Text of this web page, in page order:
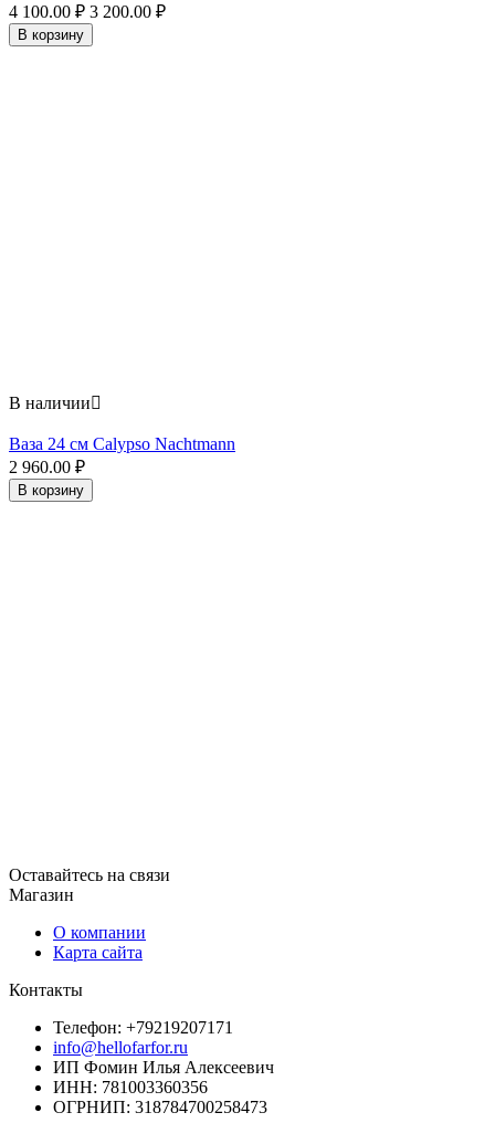
4 100.00 ₽ 3 200.00 ₽
В корзину
В наличии
Ваза 24 см Calypso Nachtmann
2 960.00 ₽
В корзину
Оставайтесь на связи
Магазин
О компании
Карта сайта
Контакты
Телефон: +79219207171
info@hellofarfor.ru
ИП Фомин Илья Алексеевич
ИНН: 781003360356
ОГРНИП: 318784700258473